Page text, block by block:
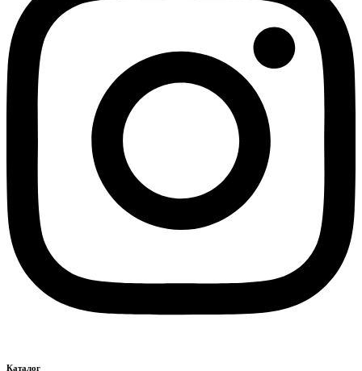
Каталог